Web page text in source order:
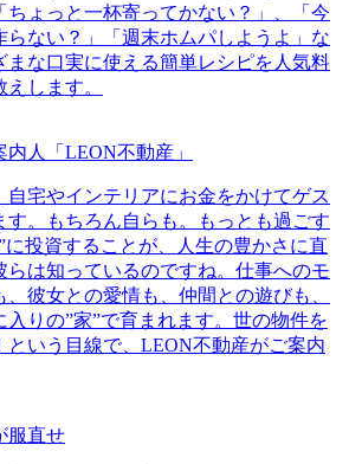
ちょっと一杯寄ってかない？」、「今
らない？」「週末ホムパしようよ」な
まな口実に使える簡単レシピを人気料
します。
人「LEON不動産」
自宅やインテリアにお金をかけてゲス
す。もちろん自らも。もっとも過ごす
に投資することが、人生の豊かさに直
らは知っているのですね。仕事へのモ
彼女との愛情も、仲間との遊びも、
入りの”家”で育まれます。世の物件を
という目線で、LEON不動産がご案内
服直せ